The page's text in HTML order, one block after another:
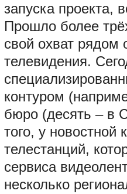
запуска проекта,
Прошло более
свой охват рядом
телевидения.
контуром
бюро (десять – в
того, у
телестанций,
сервиса
несколько